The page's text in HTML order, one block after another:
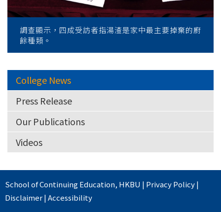
調查顯示，四成受訪者指湯渣是家中最主要掉棄的廚
餘種類。
College News
Press Release
Our Publications
Videos
School of Continuing Education, HKBU | Privacy Policy|
Disclaimer|Accessibility